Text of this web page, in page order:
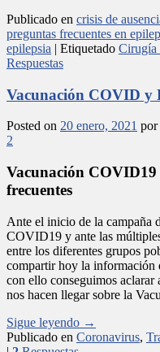
Publicado en crisis de
preguntas frecuentes en
epilepsia | Etiquetado Cirugía
Respuestas
Vacunación COVID y
Posted on 20 enero, 2021 por
2
Vacunación
frecuentes
Ante el inicio de la campaña
COVID19 y ante las
entre los diferentes grupos
compartir hoy la información
con ello conseguimos aclarar
nos hacen llegar sobre la
Sigue leyendo →
Publicado en Coronavirus,